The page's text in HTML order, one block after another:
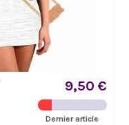
9,50 €
Dernier article